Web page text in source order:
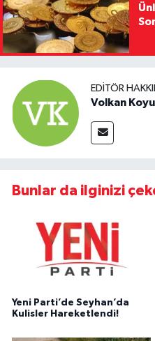
EDITÖR
Volkan
Bunlar da ilginizi
Yeni Parti’de Seyhan’da
Kulisler Hareketlendi!